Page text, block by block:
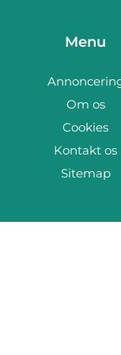
Menu
Om os
Cookies
Kontakt os
Sitemap